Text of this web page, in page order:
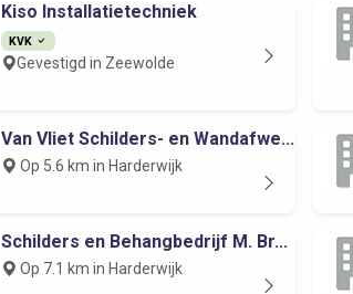
Kiso Installatietechniek
KVK
Gevestigd in Zeewolde
Van Vliet Schilders- en Wandafwe...
Op 5.6 km in Harderwijk
Schilders en Behangbedrijf M. Br...
Op 7.1 km in Harderwijk